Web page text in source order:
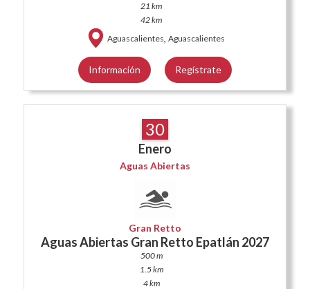
21 km
42 km
Aguascalientes, Aguascalientes
Información Regístrate
30
Enero
Aguas Abiertas
Gran Retto
Aguas Abiertas Gran Retto Epatlán 2027
500 m
1.5 km
4 km